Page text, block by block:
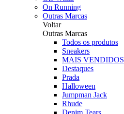
On Running
Outras Marcas
Voltar
Outras Marcas
Todos os produtos
Sneakers
MAIS VENDIDOS
Destaques
Prada
Halloween
Jumpman Jack
Rhude
Denim Tears